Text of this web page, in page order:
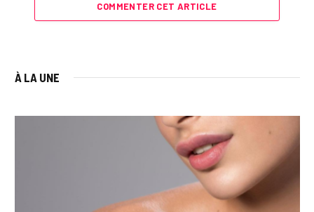
COMMENTER CET ARTICLE
À LA UNE